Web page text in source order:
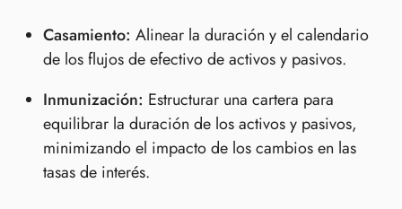
Casamiento: Alinear la duración y el calendario
de los flujos de efectivo de activos y pasivos.
Inmunización: Estructurar una cartera para
equilibrar la duración de los activos y pasivos,
minimizando el impacto de los cambios en las
tasas de interés.